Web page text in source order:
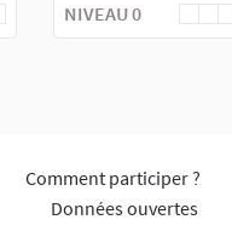
NIVEAU 0
Comment participer ?
Données ouvertes